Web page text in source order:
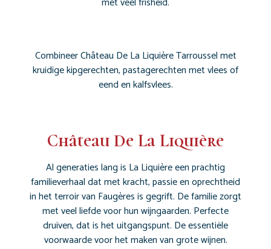
Combineer Château De La Liquière Tarroussel met
kruidige kipgerechten, pastagerechten met vlees of
eend en kalfsvlees.
Château De La Liquière
Al generaties lang is La Liquière een prachtig
familieverhaal dat met kracht, passie en oprechtheid
in het terroir van Faugères is gegrift. De familie zorgt
met veel liefde voor hun wijngaarden. Perfecte
druiven, dat is het uitgangspunt. De essentiële
voorwaarde voor het maken van grote wijnen.